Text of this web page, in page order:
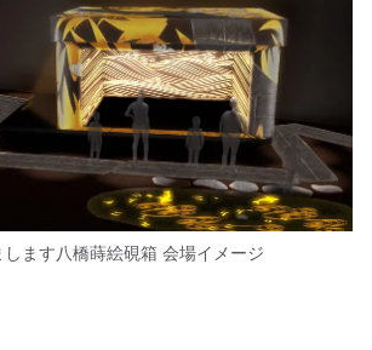
します八橋蒔絵硯箱 会場イメージ